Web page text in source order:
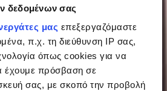
δεδομένων σας
μας επεξεργαζόμαστε
π.χ. τη διεύθυνση IP σας,
όπως cookies για να
έχουμε πρόσβαση σε
σας, με σκοπό την προβολή